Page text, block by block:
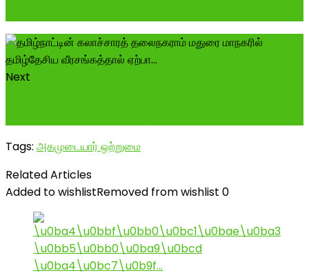
Next
Tags: அகமுடையார் ஒற்றுமை
Related Articles
Added to wishlistRemoved from wishlist 0